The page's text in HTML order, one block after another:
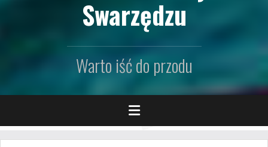
Swarzędzu
Warto iść do przodu